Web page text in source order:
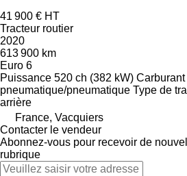
41 900 € HT
Tracteur routier
2020
613 900 km
Euro 6
Puissance 520 ch (382 kW) Carburant
pneumatique/pneumatique Type de
arrière
France, Vacquiers
Contacter le vendeur
Abonnez-vous pour recevoir de
rubrique